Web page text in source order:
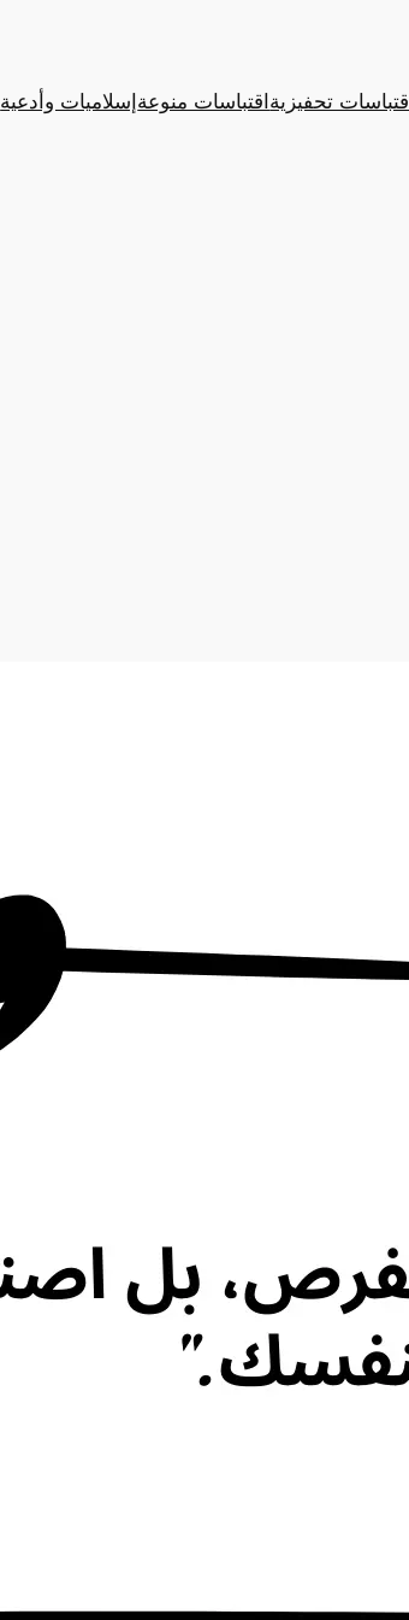
اقتباسات تحفيزية اقتباسات منوعة إسلاميات وأدعية